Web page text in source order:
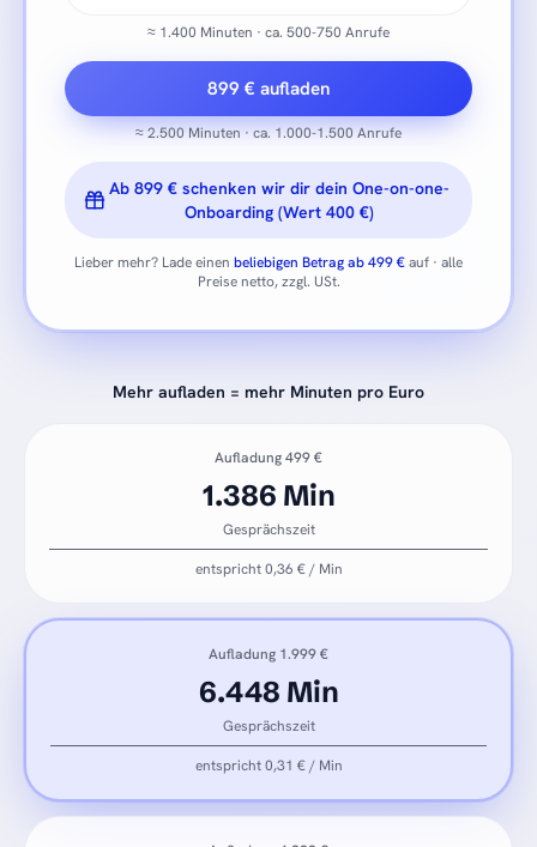
≈ 1.400 Minuten · ca. 500-750 Anrufe
899 € aufladen
≈ 2.500 Minuten · ca. 1.000-1.500 Anrufe
Ab 899 € schenken wir dir dein One-on-one-
Onboarding (Wert 400 €)
Lieber mehr? Lade einen beliebigen Betrag ab 499 €auf · alle
Preise netto, zzgl. USt.
Mehr aufladen = mehr Minuten pro Euro
Aufladung 499 €
1.386 Min
Gesprächszeit
entspricht 0,36 € / Min
Aufladung 1.999 €
6.448 Min
Gesprächszeit
entspricht 0,31 € / Min